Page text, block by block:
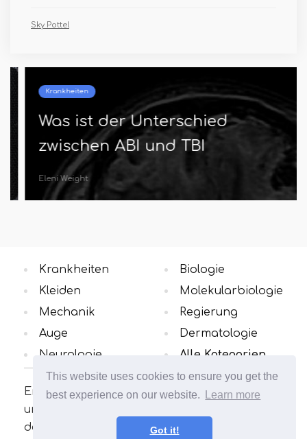
This website uses cookies to ensure you get the
best experience on our website.
Learn more
Got it!
Sky Pottel
Krankheiten
Was ist der Unterschied
zwischen ABI und TBI
Eleni Weight
Erfahren Sie mehr über die
unterschiedlichen Konzepte in dem Bereich,
der Sie interessiert. Viele interessante und
Krankheiten
Kleiden
Mechanik
Auge
Neurologie
Biologie
Molekularbiologie
Regierung
Dermatologie
Alle Kategorien